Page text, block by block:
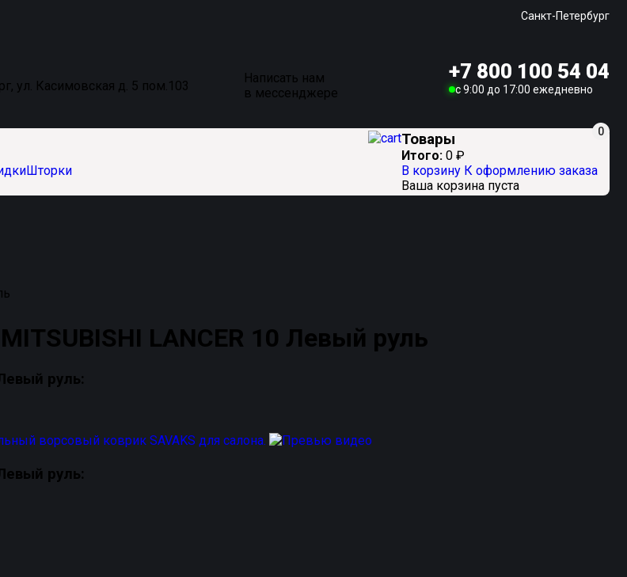
Санкт-Петербург
ул. Касимовская д. 5 пом.103
Написать нам
в мессенджере
+7 800 100 54 04
c 9:00 до 17:00 ежедневно
Шторки
0
Товары
Итого: 0 ₽
В корзину К оформлению заказа
Ваша корзина пуста
LANCER 10 Левый руль
руль:
руль: